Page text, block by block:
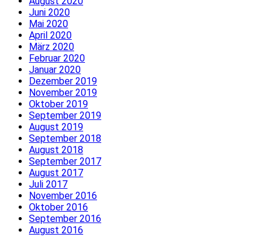
Juni 2020
Mai 2020
April 2020
März 2020
Februar 2020
Januar 2020
Dezember 2019
November 2019
Oktober 2019
September 2019
August 2019
September 2018
August 2018
September 2017
August 2017
Juli 2017
November 2016
Oktober 2016
September 2016
August 2016